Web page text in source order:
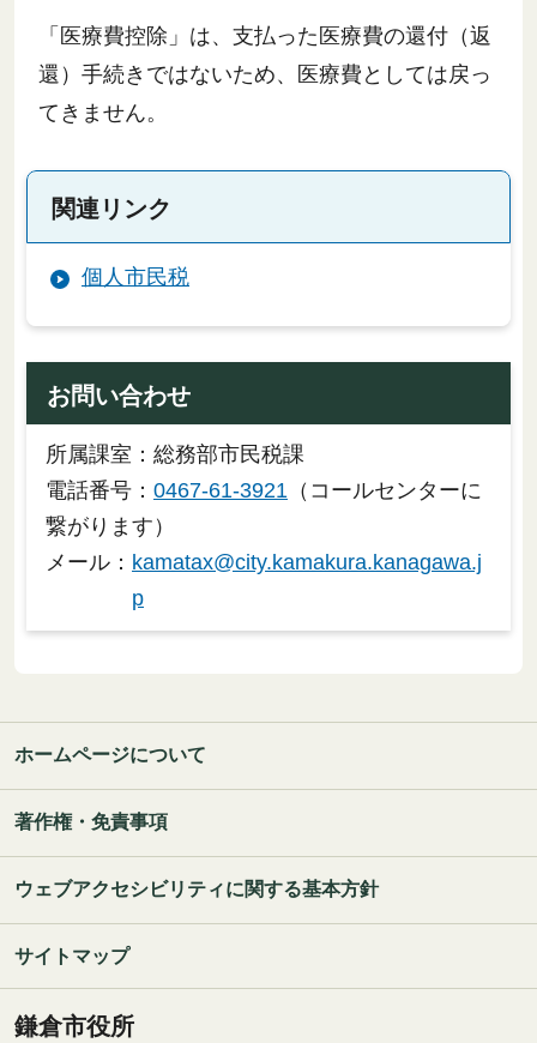
「医療費控除」は、支払った医療費の還付（返
還）手続きではないため、医療費としては戻っ
てきません。
関連リンク
個人市民税
お問い合わせ
所属課室：総務部市民税課
電話番号： 0467-61-3921 （コールセンターに
繋がります）
メール： kamatax@city.kamakura.kanagawa.j
p
ホームページについて
著作権・免責事項
ウェブアクセシビリティに関する基本方針
サイトマップ
鎌倉市役所